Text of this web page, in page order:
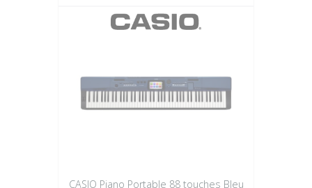
CASIO Piano Portable 88 touches Bleu